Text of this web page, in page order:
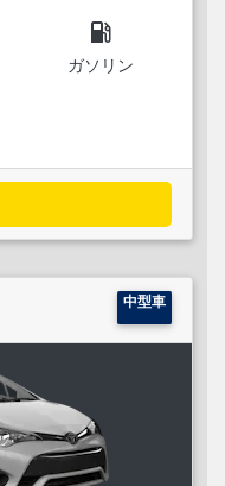
local_gas_station
ガソリン
中型車